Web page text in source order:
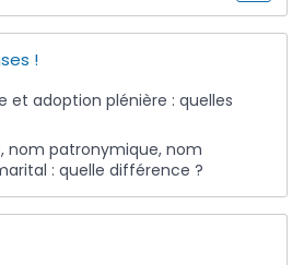
!
et adoption plénière : quelles
nom patronymique, nom
: quelle différence ?